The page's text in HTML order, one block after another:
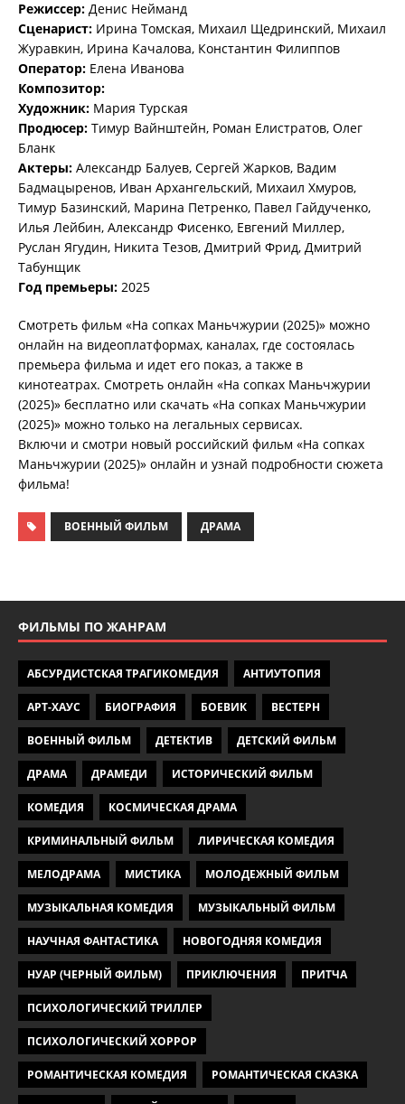
Режиссер: Денис Нейманд
Сценарист: Ирина Томская, Михаил Щедринский, Михаил
Журавкин, Ирина Качалова, Константин Филиппов
Оператор: Елена Иванова
Композитор:
Художник: Мария Турская
Продюсер: Тимур Вайнштейн, Роман Елистратов, Олег
Бланк
Актеры: Александр Балуев, Сергей Жарков, Вадим
Бадмацыренов, Иван Архангельский, Михаил Хмуров,
Тимур Базинский, Марина Петренко, Павел Гайдученко,
Илья Лейбин, Александр Фисенко, Евгений Миллер,
Руслан Ягудин, Никита Тезов, Дмитрий Фрид, Дмитрий
Табунщик
Год премьеры: 2025
Смотреть фильм «На сопках Маньчжурии (2025)» можно
онлайн на видеоплатформах, каналах, где состоялась
премьера фильма и идет его показ, а также в
кинотеатрах. Смотреть онлайн «На сопках Маньчжурии
(2025)» бесплатно или скачать «На сопках Маньчжурии
(2025)» можно только на легальных сервисах.
Включи и смотри новый российский фильм «На сопках
Маньчжурии (2025)» онлайн и узнай подробности сюжета
фильма!
ВОЕННЫЙ ФИЛЬМ ДРАМА
ФИЛЬМЫ ПО ЖАНРАМ
АБСУРДИСТСКАЯ ТРАГИКОМЕДИЯ АНТИУТОПИЯ
АРТ-ХАУС БИОГРАФИЯ БОЕВИК ВЕСТЕРН
ВОЕННЫЙ ФИЛЬМ ДЕТЕКТИВ ДЕТСКИЙ ФИЛЬМ
ДРАМА ДРАМЕДИ ИСТОРИЧЕСКИЙ ФИЛЬМ
КОМЕДИЯ КОСМИЧЕСКАЯ ДРАМА
КРИМИНАЛЬНЫЙ ФИЛЬМ ЛИРИЧЕСКАЯ КОМЕДИЯ
МЕЛОДРАМА МИСТИКА МОЛОДЕЖНЫЙ ФИЛЬМ
МУЗЫКАЛЬНАЯ КОМЕДИЯ МУЗЫКАЛЬНЫЙ ФИЛЬМ
НАУЧНАЯ ФАНТАСТИКА НОВОГОДНЯЯ КОМЕДИЯ
НУАР (ЧЕРНЫЙ ФИЛЬМ) ПРИКЛЮЧЕНИЯ ПРИТЧА
ПСИХОЛОГИЧЕСКИЙ ТРИЛЛЕР
ПСИХОЛОГИЧЕСКИЙ ХОРРОР
РОМАНТИЧЕСКАЯ КОМЕДИЯ РОМАНТИЧЕСКАЯ СКАЗКА